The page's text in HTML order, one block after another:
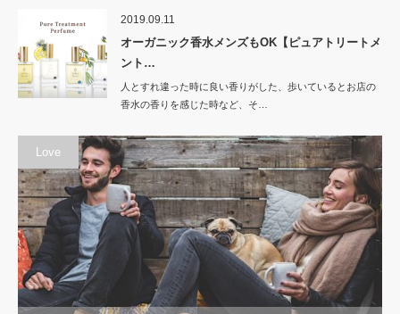
2019.09.11
オーガニック香水メンズもOK【ピュアトリートメ
ント…
人とすれ違った時に良い香りがした、歩いているとお店の
香水の香りを感じた時など、そ…
Love